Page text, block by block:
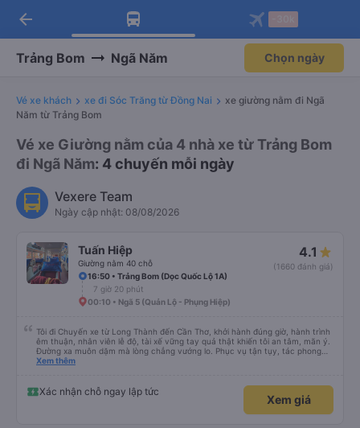
Tải app Vexere ngay!
Nhận ưu đãi thành viên độc
Mở app
Tải app Vexere
-30k/ghế khi đặt vé máy bay qua
Mở app
arrow_back
Trảng Bom Ngã Năm Chọn ngày
Vé xe khách xe đi Sóc Trăng từ Đồng Nai
xe giường nằm đi Ngã
Năm từ Trảng Bom
Vé xe Giường nằm của 4 nhà xe từ Trảng Bom
đi Ngã Năm: 4 chuyến mỗi ngày
Vexere Team
Ngày cập nhật: 08/08/2026
Tuấn Hiệp
Giường nằm 40 chỗ
4.1
(1660 đánh giá)
16:50 • Trảng Bom (Dọc Quốc Lộ 1A)
7 giờ 20 phút
00:10 • Ngã 5 (Quản Lộ - Phụng Hiệp)
Tôi đi Chuyến xe từ Long Thành đến Cần Thơ, khởi hành đúng giờ, hành trình
êm thuận, nhân viên lễ độ, tài xế vững tay quả thật khiến tôi an tâm, mãn ý.
Đường xa muôn dặm mà lòng chẳng vướng lo. Phục vụ tận tụy, tác phong
nghiêm cẩn, hiếm thấy giữa thời buổi kim tiền vội vã. Xã hội loạn đạo. Xin gửi
Xem thêm
Xác nhận chỗ ngay lập tức
Xem giá